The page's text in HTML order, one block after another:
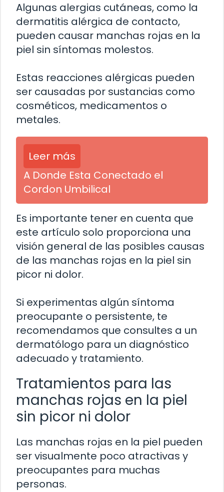
Algunas alergias cutáneas, como la
dermatitis alérgica de contacto,
pueden causar manchas rojas en la
piel sin síntomas molestos.
Estas reacciones alérgicas pueden
ser causadas por sustancias como
cosméticos, medicamentos o
metales.
Leer más
A Donde Esta Conectado el
Cordon Umbilical
Es importante tener en cuenta que
este artículo solo proporciona una
visión general de las posibles causas
de las manchas rojas en la piel sin
picor ni dolor.
Si experimentas algún síntoma
preocupante o persistente, te
recomendamos que consultes a un
dermatólogo para un diagnóstico
adecuado y tratamiento.
Tratamientos para las
manchas rojas en la piel
sin picor ni dolor
Las manchas rojas en la piel pueden
ser visualmente poco atractivas y
preocupantes para muchas
personas.